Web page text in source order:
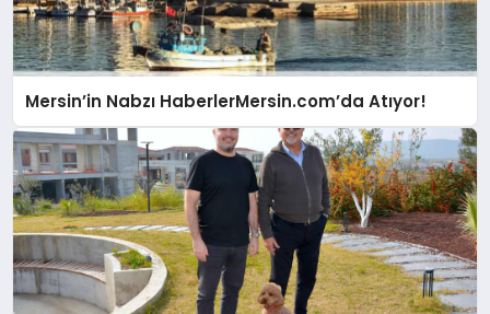
Mersin’in Nabzı HaberlerMersin.com’da Atıyor!